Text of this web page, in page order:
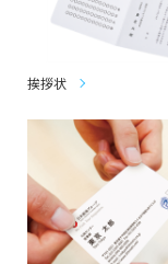
挨拶状